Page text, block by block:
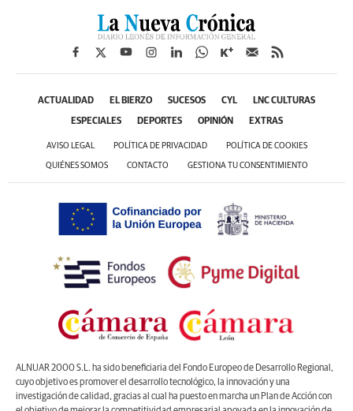
ACTUALIDAD EL BIERZO SUCESOS CYL LNC CULTURAS
ESPECIALES DEPORTES OPINIÓN EXTRAS
AVISO LEGAL POLÍTICA DE PRIVACIDAD POLÍTICA DE COOKIES
QUIÉNES SOMOS CONTACTO GESTIONA TU CONSENTIMIENTO
ALNUAR 2000 S.L. ha sido beneficiaria del Fondo Europeo de Desarrollo Regional,
cuyo objetivo es promover el desarrollo tecnológico, la innovación y una
investigación de calidad, gracias al cual ha puesto en marcha un Plan de Acción con